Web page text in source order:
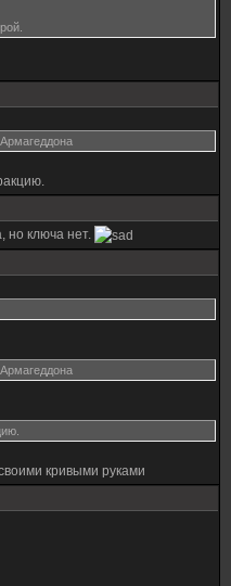
но ключа нет.
кривыми руками